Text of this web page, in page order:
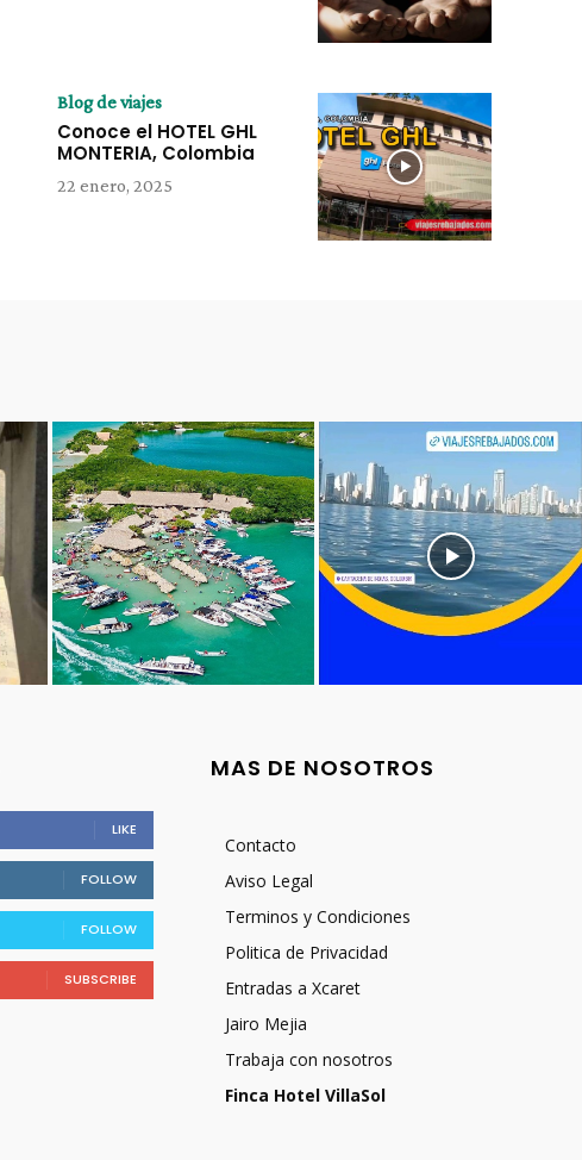
Blog de viajes
Conoce el HOTEL GHL
MONTERIA, Colombia
22 enero, 2025
LIKE
FOLLOW
FOLLOW
SUBSCRIBE
MAS DE NOSOTROS
Contacto
Aviso Legal
Terminos y Condiciones
Politica de Privacidad
Entradas a Xcaret
Jairo Mejia
Trabaja con nosotros
Finca Hotel VillaSol